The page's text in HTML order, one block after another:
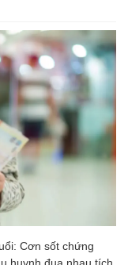
Cơn sốt chứng
huynh đua nhau tích